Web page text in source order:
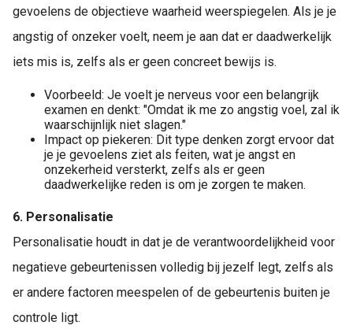
gevoelens de objectieve waarheid weerspiegelen. Als je je
angstig of onzeker voelt, neem je aan dat er daadwerkelijk
iets mis is, zelfs als er geen concreet bewijs is.
Voorbeeld: Je voelt je nerveus voor een belangrijk
examen en denkt: "Omdat ik me zo angstig voel, zal ik
waarschijnlijk niet slagen."
Impact op piekeren: Dit type denken zorgt ervoor dat
je je gevoelens ziet als feiten, wat je angst en
onzekerheid versterkt, zelfs als er geen
daadwerkelijke reden is om je zorgen te maken.
6. Personalisatie
Personalisatie houdt in dat je de verantwoordelijkheid voor
negatieve gebeurtenissen volledig bij jezelf legt, zelfs als
er andere factoren meespelen of de gebeurtenis buiten je
controle ligt.